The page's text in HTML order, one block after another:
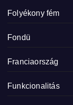
Folyékony fém
Fondü
Franciaország
Funkcionalitás